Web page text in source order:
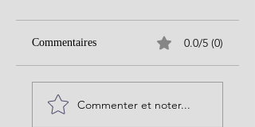
Commentaires 0.0/5 (0)
Commenter et noter...